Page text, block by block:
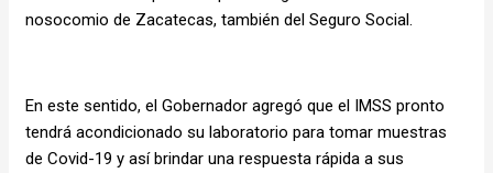
nosocomio de Zacatecas, también del Seguro Social.
En este sentido, el Gobernador agregó que el IMSS pronto
tendrá acondicionado su laboratorio para tomar muestras
de Covid-19 y así brindar una respuesta rápida a sus